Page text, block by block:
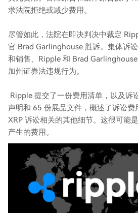
求法院拒绝或减少费用。
尽管如此，法院在即决判决中裁定
官 Brad Garlinghouse 胜诉。集体诉
和销售、Ripple 和 Brad
加州证券法违规行为。
Ripple 提交了一份费用清单，以及诉
声明和 65 份展品文件，概述了诉讼费
XRP 诉讼相关的其他细节。这很可能
产生的费用。